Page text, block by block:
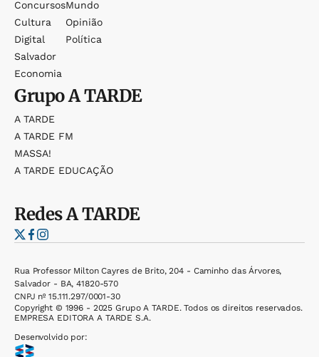
Concursos
Cultura
Digital
Salvador
Economia
Mundo
Opinião
Política
GrupoA TARDE
A TARDE
A TARDE FM
MASSA!
A TARDE EDUCAÇÃO
RedesA TARDE
Rua Professor Milton Cayres de Brito, 204 - Caminho das Árvores,
Salvador - BA, 41820-570
CNPJ nº 15.111.297/0001-30
Copyright © 1996 - 2025 Grupo A TARDE. Todos os direitos reservados.
EMPRESA EDITORA A TARDE S.A.
Desenvolvido por: